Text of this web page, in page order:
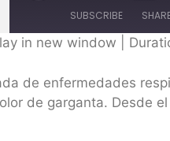
EpisodeSUBSCRIBE
in new window
de enfermedades
de garganta. Desde